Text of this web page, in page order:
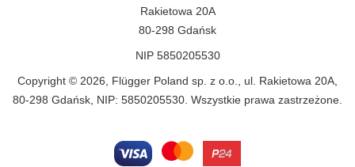
Rakietowa 20A
80-298 Gdańsk
NIP 5850205530
Copyright © 2026, Flügger Poland sp. z o.o., ul. Rakietowa 20A,
80-298 Gdańsk, NIP: 5850205530. Wszystkie prawa zastrzeżone.